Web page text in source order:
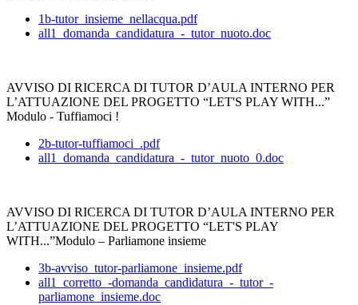
1b-tutor_insieme_nellacqua.pdf
all1_domanda_candidatura_-_tutor_nuoto.doc
AVVISO DI RICERCA DI TUTOR D’AULA INTERNO PER
L’ATTUAZIONE DEL PROGETTO “LET'S PLAY WITH...”
Modulo - Tuffiamoci !
2b-tutor-tuffiamoci_.pdf
all1_domanda_candidatura_-_tutor_nuoto_0.doc
AVVISO DI RICERCA DI TUTOR D’AULA INTERNO PER
L’ATTUAZIONE DEL PROGETTO “LET'S PLAY
WITH...”Modulo – Parliamone insieme
3b-avviso_tutor-parliamone_insieme.pdf
all1_corretto_-domanda_candidatura_-_tutor_-
parliamone_insieme.doc